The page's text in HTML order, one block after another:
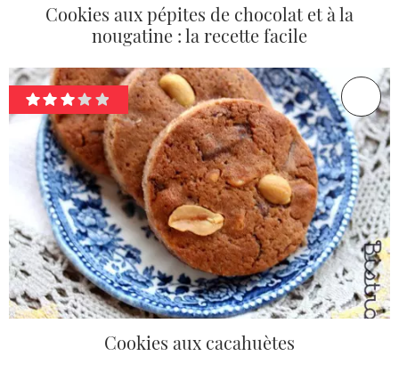
Cookies aux pépites de chocolat et à la
nougatine : la recette facile
Cookies aux cacahuètes